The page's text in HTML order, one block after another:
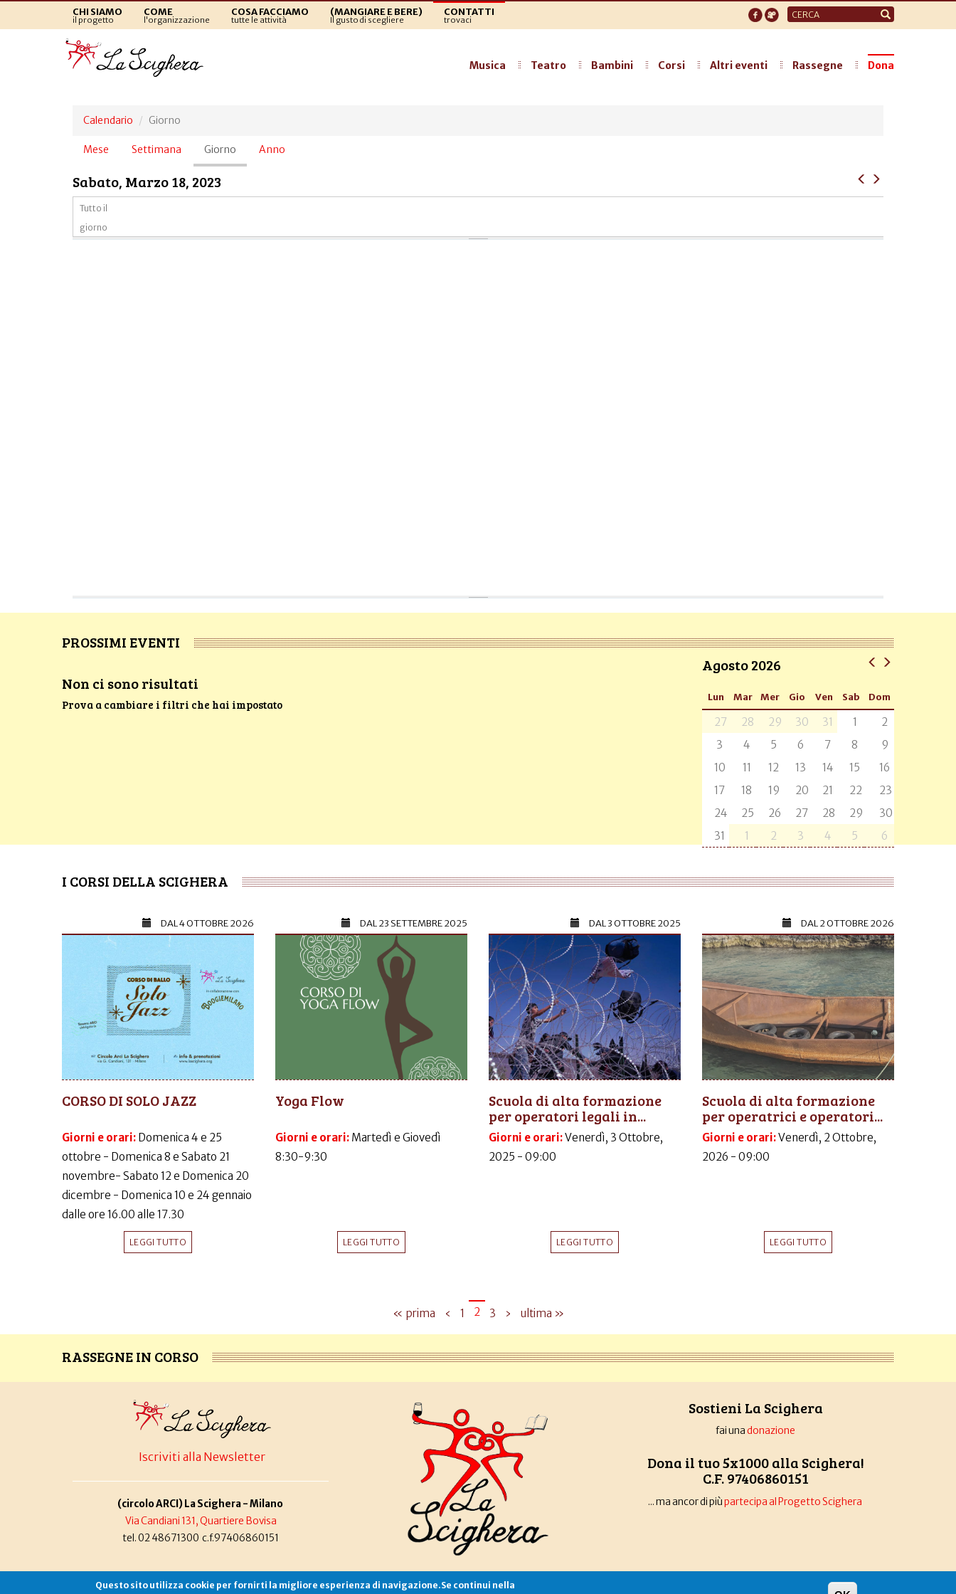
CHI SIAMO
il progetto
COME
l'organizzazione
COSA FACCIAMO
tutte le attività
(MANGIARE E BERE)
Il gusto di scegliere
CONTATTI
trovaci
Form
di
Musica Teatro Bambini Corsi Altri eventi Rassegne Dona
Calendario Giorno
Schede
Mese Settimana Giorno (scheda
attiva)
Anno
Sabato, Marzo 18, 2023
Tutto il
giorno
PROSSIMI EVENTI
Non ci sono risultati
Prova a cambiare i filtri che hai impostato
Agosto 2026
Lun Mar Mer Gio Ven Sab Dom
27 28 29 30 31 1
2
3
4 5 6 7 8
9
10
11 12 13 14 15
16
17
18 19 20 21 22
23
24
25 26 27 28 29
30
31
1 2 3 4 5 6
I CORSI DELLA SCIGHERA
DAL4 OTTOBRE 2026
CORSO DI SOLO JAZZ
Giorni e orari: Domenica 4 e 25
ottobre - Domenica 8 e Sabato 21
novembre- Sabato 12 e Domenica 20
dicembre - Domenica 10 e 24 gennaio
dalle ore 16.00 alle 17.30
LEGGI TUTTO
DAL23 SETTEMBRE 2025
Yoga Flow
Giorni e orari: Martedì e Giovedì
8:30-9:30
LEGGI TUTTO
DAL3 OTTOBRE 2025
Scuola di alta formazione
per operatori legali in...
Giorni e orari:Venerdì, 3 Ottobre,
2025 - 09:00
LEGGI TUTTO
DAL2 OTTOBRE 2026
Scuola di alta formazione
per operatrici e operatori...
Giorni e orari:Venerdì, 2 Ottobre,
2026 - 09:00
LEGGI TUTTO
« prima ‹ 1 2 3 › ultima »
RASSEGNE IN CORSO
Iscriviti alla Newsletter
(circolo ARCI) La Scighera - Milano
Via Candiani 131, Quartiere Bovisa
tel. 02 48671300 c.f.97406860151
Sostieni La Scighera
fai unadonazione
Dona il tuo 5x1000 alla Scighera!
C.F. 97406860151
... ma ancor di piùpartecipa al Progetto Scighera
Associazione La Scigheracopyleft |cookies
Questo sito utilizza cookie per fornirti la migliore esperienza di navigazione.Se continui nella